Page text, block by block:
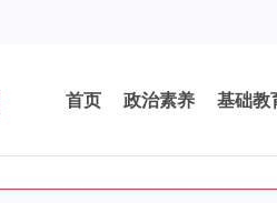
首页 政治素养 基础教